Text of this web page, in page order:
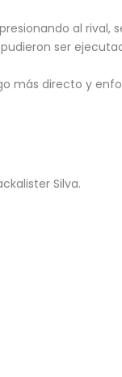
al
ser
más directo y
Silva.